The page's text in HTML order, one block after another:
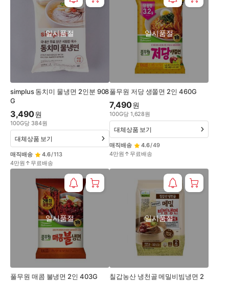
simplus 동치미 물냉면 2인분 908
G
일시품절
3,490원
100G당 384원
매직배송 4.6/113
4만원↑무료배송
대체상품 보기
풀무원 저당 생쫄면 2인 460G
일시품절
7,490원
100G당 1,628원
매직배송 4.6/49
4만원↑무료배송
대체상품 보기
풀무원 매콤 불냉면 2인 403G
일시품절
칠갑농산 냉천골 메밀비빔냉면 2
일시품절